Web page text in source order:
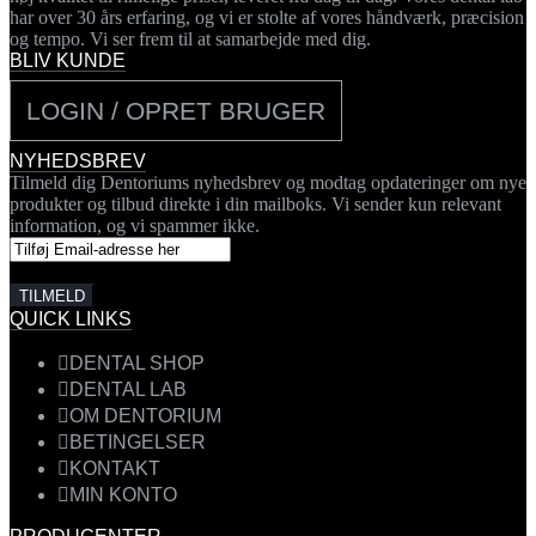
har over 30 års erfaring, og vi er stolte af vores håndværk, præcision
og tempo. Vi ser frem til at samarbejde med dig.
BLIV KUNDE
LOGIN / OPRET BRUGER
NYHEDSBREV
Tilmeld dig Dentoriums nyhedsbrev og modtag opdateringer om nye
produkter og tilbud direkte i din mailboks. Vi sender kun relevant
information, og vi spammer ikke.
QUICK LINKS
DENTAL SHOP
DENTAL LAB
OM DENTORIUM
BETINGELSER
KONTAKT
MIN KONTO